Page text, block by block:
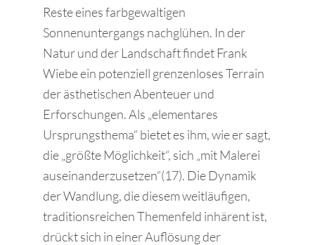
Reste eines farbgewaltigen
Sonnenuntergangs nachglühen. In der
Natur und der Landschaft findet Frank
Wiebe ein potenziell grenzenloses Terrain
der ästhetischen Abenteuer und
Erforschungen. Als „elementares
Ursprungsthema“ bietet es ihm, wie er sagt,
die „größte Möglichkeit“, sich „mit Malerei
auseinanderzusetzen“(17). Die Dynamik
der Wandlung, die diesem weitläufigen,
traditionsreichen Themenfeld inhärent ist,
drückt sich in einer Auflösung der